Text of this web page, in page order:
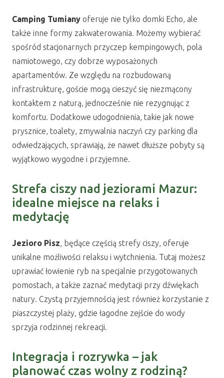
Camping Tumiany oferuje nie tylko domki Echo, ale
także inne formy zakwaterowania. Możemy wybierać
spośród stacjonarnych przyczep kempingowych, pola
namiotowego, czy dobrze wyposażonych
apartamentów. Ze względu na rozbudowaną
infrastrukturę, goście mogą cieszyć się niezmącony
kontaktem z naturą, jednocześnie nie rezygnując z
komfortu. Dodatkowe udogodnienia, takie jak nowe
prysznice, toalety, zmywalnia naczyń czy parking dla
odwiedzających, sprawiają, że nawet dłuższe pobyty są
wyjątkowo wygodne i przyjemne.
Strefa ciszy nad jeziorami Mazur:
idealne miejsce na relaks i
medytację
Jezioro Pisz, będące częścią strefy ciszy, oferuje
unikalne możliwości relaksu i wytchnienia. Tutaj możesz
uprawiać łowienie ryb na specjalnie przygotowanych
pomostach, a także zaznać medytacji przy dźwiękach
natury. Czystą przyjemnością jest również korzystanie z
piaszczystej plaży, gdzie łagodne zejście do wody
sprzyja rodzinnej rekreacji.
Integracja i rozrywka – jak
planować czas wolny z rodziną?